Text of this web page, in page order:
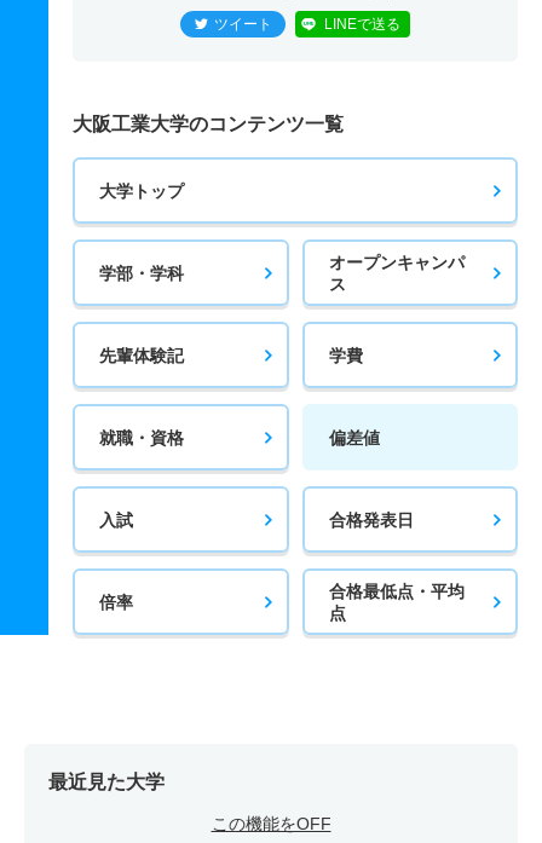
ツイート LINEで送る
大阪工業大学のコンテンツ一覧
大学トップ
学部・学科
オープンキャンパ
ス
先輩体験記 学費
就職・資格 偏差値
入試 合格発表日
倍率
合格最低点・平均
点
最近見た大学
この機能をOFF